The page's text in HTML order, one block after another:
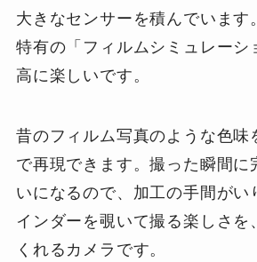
大きなセンサーを積んでいます
特有の「フィルムシミュレーシ
高に楽しいです。
昔のフィルム写真のような色味
で再現できます。撮った瞬間に
いになるので、加工の手間がい
インダーを覗いて撮る楽しさを
くれるカメラです。